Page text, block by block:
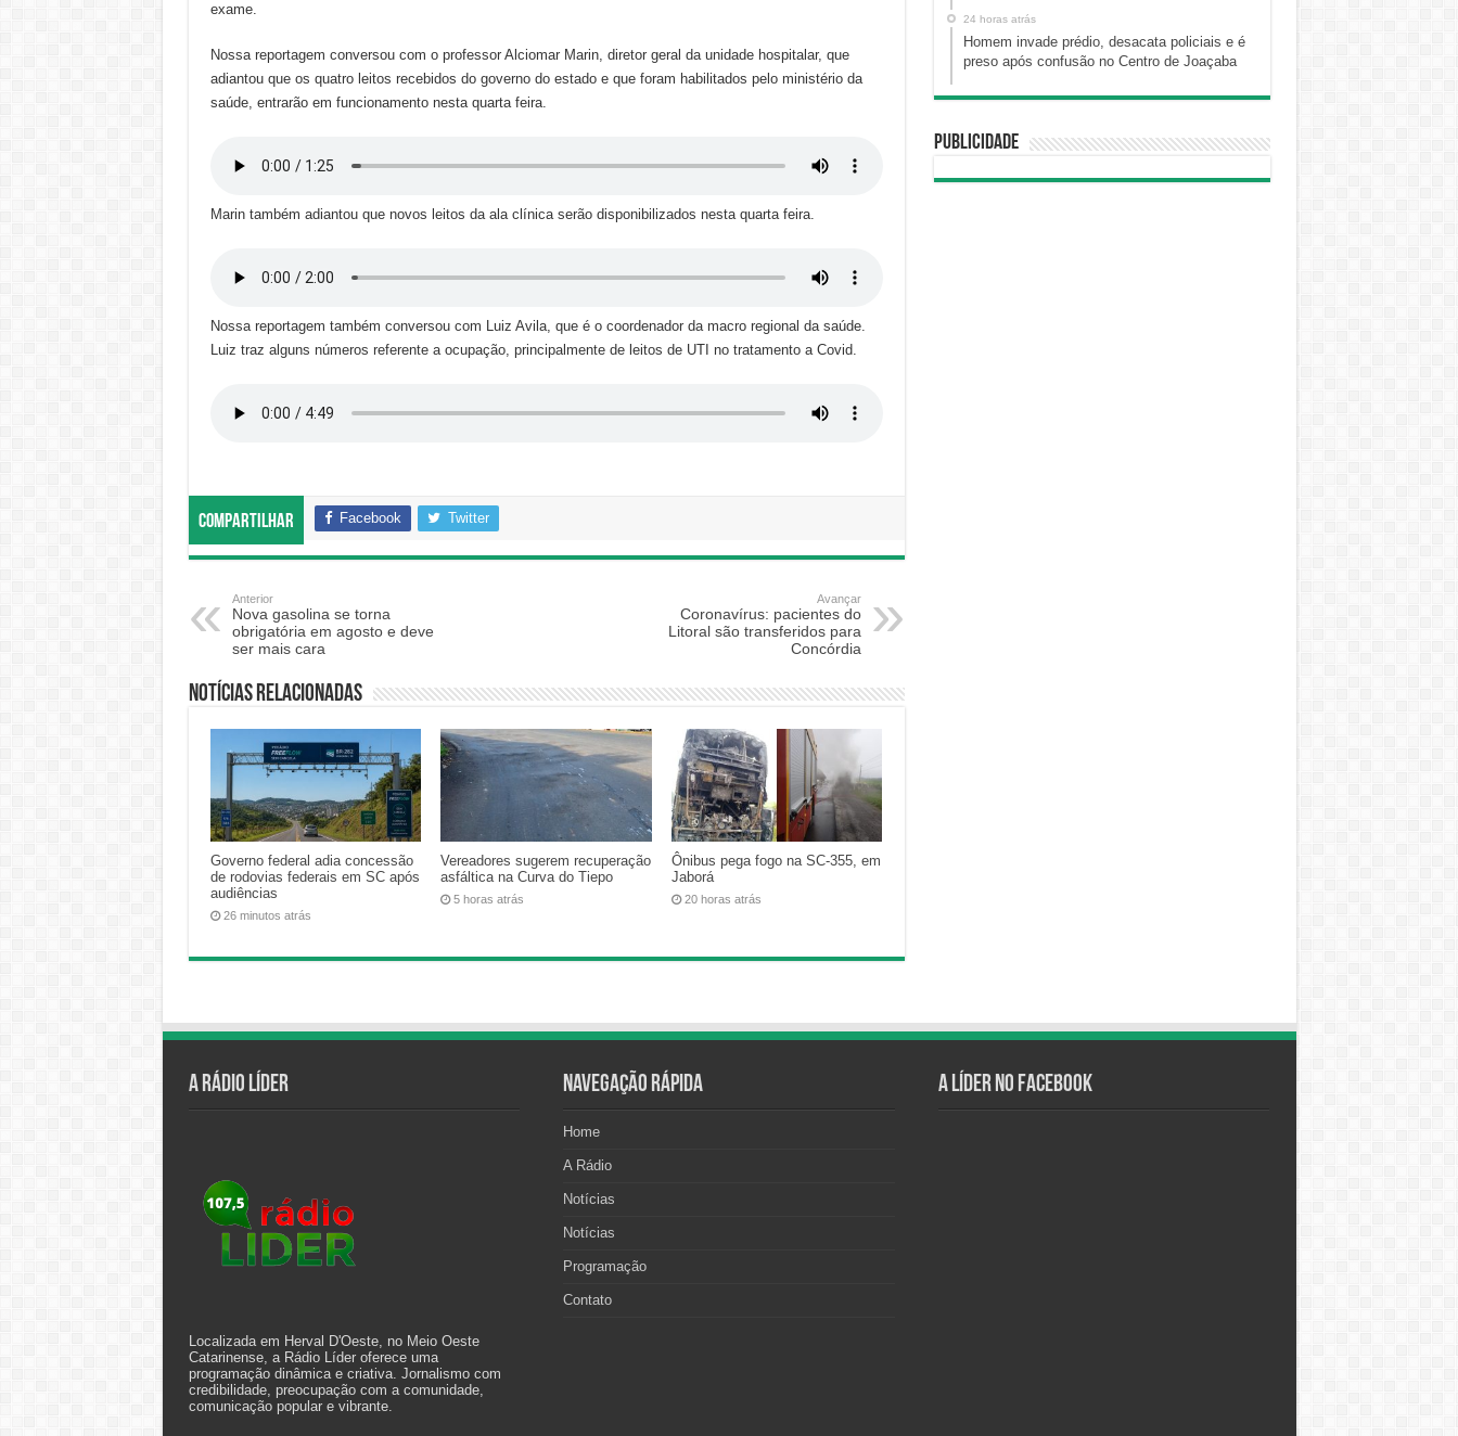
exame.
Nossa reportagem conversou com o professor Alciomar Marin, diretor geral da unidade hospitalar, que
adiantou que os quatro leitos recebidos do governo do estado e que foram habilitados pelo ministério da
saúde, entrarão em funcionamento nesta quarta feira.
Marin também adiantou que novos leitos da ala clínica serão disponibilizados nesta quarta feira.
Nossa reportagem também conversou com Luiz Avila, que é o coordenador da macro regional da saúde.
Luiz traz alguns números referente a ocupação, principalmente de leitos de UTI no tratamento a Covid.
Compartilhar Facebook Twitter
Anterior
Nova gasolina se torna
obrigatória em agosto e deve
ser mais cara
Avançar
Coronavírus: pacientes do
Litoral são transferidos para
Concórdia
Notícias relacionadas
Governo federal adia concessão
de rodovias federais em SC após
audiências
26 minutos atrás
Vereadores sugerem recuperação
asfáltica na Curva do Tiepo
5 horas atrás
Ônibus pega fogo na SC-355, em
Jaborá
20 horas atrás
24 horas atrás
Homem invade prédio, desacata policiais e é
preso após confusão no Centro de Joaçaba
Publicidade
A Rádio Líder
Localizada em Herval D'Oeste, no Meio Oeste
Catarinense, a Rádio Líder oferece uma
programação dinâmica e criativa. Jornalismo com
credibilidade, preocupação com a comunidade,
comunicação popular e vibrante.
Navegação Rápida
Home
A Rádio
Notícias
Notícias
Programação
Contato
A Líder no Facebook